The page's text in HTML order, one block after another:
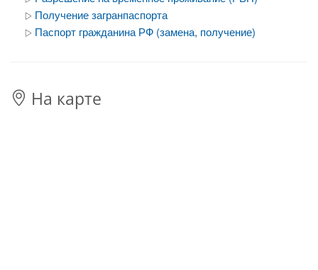
Получение загранпаспорта
Паспорт гражданина РФ (замена, получение)
На карте